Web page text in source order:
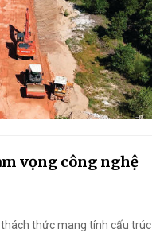
vọng công nghệ
thức mang tính cấu trúc